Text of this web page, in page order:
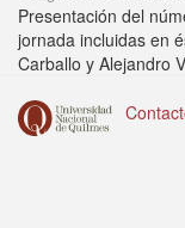
Presentación del
jornada incluidas en
Carballo y Alejandro